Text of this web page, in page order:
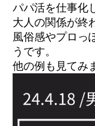
パパ活を仕事化
大人の関係が終
風俗感やプロっ
うです。
他の例も見てみ